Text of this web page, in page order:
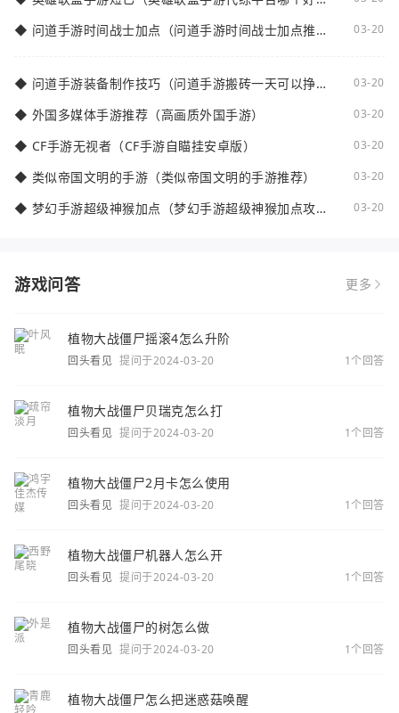
◆ 问道手游时间战士加点（问道手游时间战士加点推
03-20
◆ 问道手游装备制作技巧（问道手游搬砖一天可以挣多
03-20
◆ 外国多媒体手游推荐（高画质外国手游） 03-20
◆ CF手游无视者（CF手游自瞄挂安卓版） 03-20
◆ 类似帝国文明的手游（类似帝国文明的手游推荐） 03-20
◆ 梦幻手游超级神猴加点（梦幻手游超级神猴加点攻
03-20
游戏问答 更多
植物大战僵尸摇滚4怎么升阶
回头看见 提问于2024-03-20 1个回答
植物大战僵尸贝瑞克怎么打
回头看见 提问于2024-03-20 1个回答
植物大战僵尸2月卡怎么使用
回头看见 提问于2024-03-20 1个回答
植物大战僵尸机器人怎么开
回头看见 提问于2024-03-20 1个回答
植物大战僵尸的树怎么做
回头看见 提问于2024-03-20 1个回答
植物大战僵尸怎么把迷惑菇唤醒